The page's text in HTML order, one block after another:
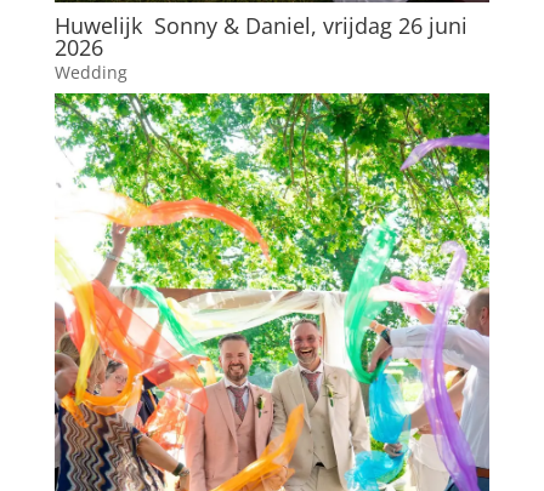
Huwelijk Sonny & Daniel, vrijdag 26 juni
2026
Wedding